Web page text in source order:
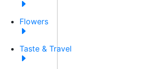
Flowers
Taste & Travel